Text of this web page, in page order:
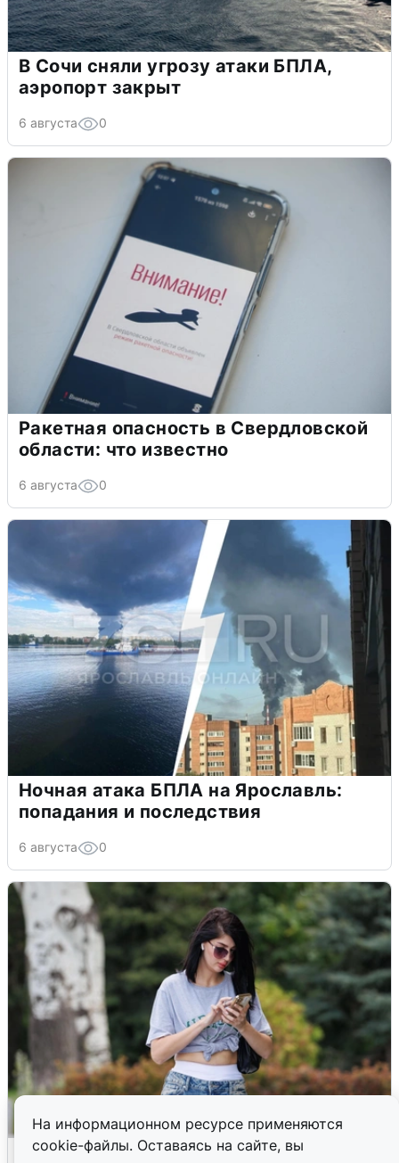
На информационном ресурсе применяются
cookie-файлы. Оставаясь на сайте, вы
В Сочи сняли угрозу атаки БПЛА,
аэропорт закрыт
6 августа 0
Ракетная опасность в Свердловской
области: что известно
6 августа 0
Ночная атака БПЛА на Ярославль:
попадания и последствия
6 августа 0
Волгоградцы остались без